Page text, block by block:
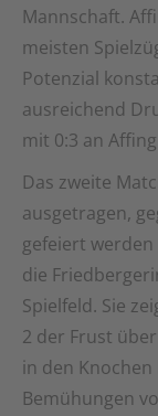
Mannschaft.
meisten
Potenzial
ausreichend
mit 0:3 an
Das zweite
ausgetragen,
gefeiert
die
Spielfeld. Sie
2 der Frust
in den
Bemühungen